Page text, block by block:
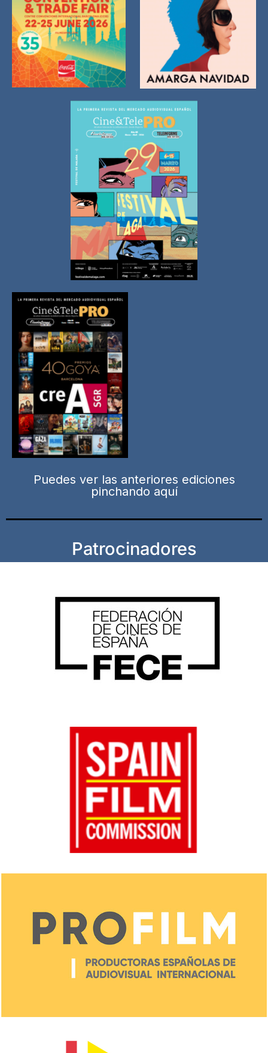
Puedes ver las anteriores ediciones
pinchando aquí
Patrocinadores